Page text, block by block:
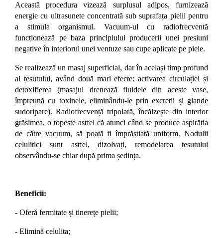
Această procedura vizează surplusul adipos, furnizează
energie cu ultrasunete concentrată sub suprafața pielii pentru
a stimula organismul. Vacuum-ul cu radiofrecventă
funcționează pe baza principiului producerii unei presiuni
negative în interiorul unei ventuze sau cupe aplicate pe piele.
Se realizează un masaj superficial, dar în același timp profund
al țesutului, având două mari efecte: activarea circulației și
detoxifierea (masajul drenează fluidele din aceste vase,
împreună cu toxinele, eliminându-le prin excreții și glande
sudoripare). Radiofrecvență tripolară, încălzește din interior
grăsimea, o topește astfel că atunci când se produce aspirăția
de către vacuum, să poată fi împrăștiată uniform. Nodulii
celulitici sunt astfel, dizolvați, remodelarea țesutului
observându-se chiar după prima ședința.
Beneficii:
- Oferă fermitate și tinerețe pielii;
- Elimină celulita;